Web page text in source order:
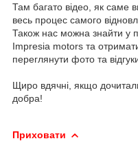
Там багато відео, як саме
весь процес самого
Також нас можна знайти у
Impresia motors та
переглянути фото та
Щиро вдячні, якщо
добра!
Приховати